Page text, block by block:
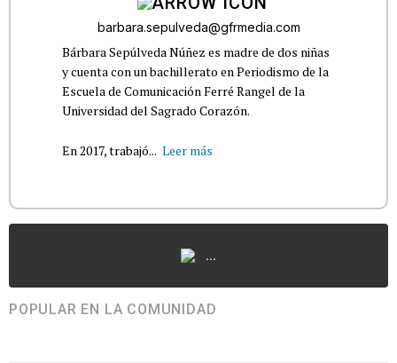
barbara.sepulveda@gfrmedia.com
Bárbara Sepúlveda Núñez es madre de dos niñas
y cuenta con un bachillerato en Periodismo de la
Escuela de Comunicación Ferré Rangel de la
Universidad del Sagrado Corazón.
En 2017, trabajó... Leer más
...
POPULAR EN LA COMUNIDAD